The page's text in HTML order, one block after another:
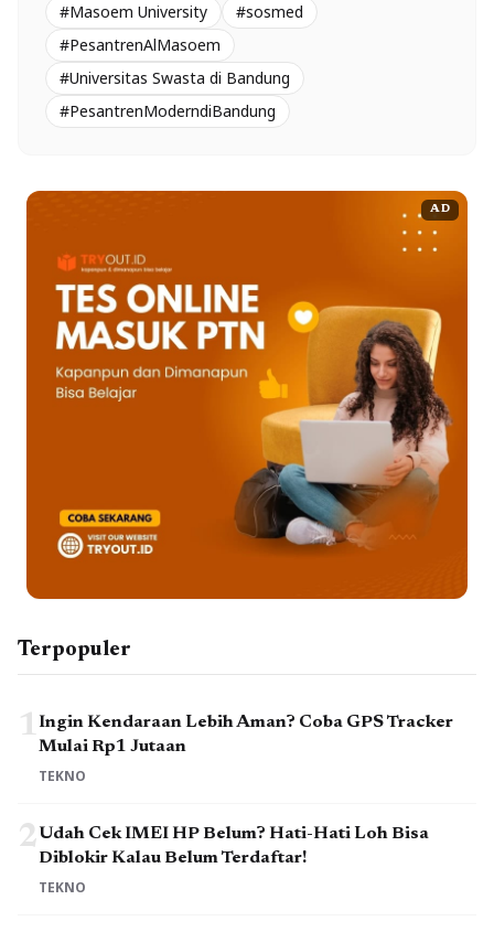
#Masoem University
#sosmed
#PesantrenAlMasoem
#Universitas Swasta di Bandung
#PesantrenModerndiBandung
AD
Terpopuler
1Ingin Kendaraan Lebih Aman? Coba GPS Tracker
Mulai Rp1 Jutaan
TEKNO
2Udah Cek IMEI HP Belum? Hati-Hati Loh Bisa
Diblokir Kalau Belum Terdaftar!
TEKNO